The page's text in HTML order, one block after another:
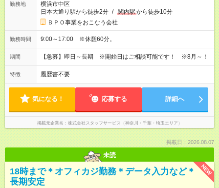
勤務地
横浜市中区
日本大通り駅から徒歩2分 / 関内駅から徒歩10分
ＢＰＯ事業をおこなう会社
勤務時間 9:00～17:00 ※休憩60分。
期間 【急募】即日～長期 ※開始日はご相談可能です！ ※8月～！
特徴 履歴書不要
気になる！ 応募する 詳細へ
掲載元企業名 株式会社スタッフサービス（神奈川・千葉・埼玉エリア）
掲載日：2026.08.07
未読
NEW
18時まで＊オフィカジ勤務＊データ入力など＊
長期安定